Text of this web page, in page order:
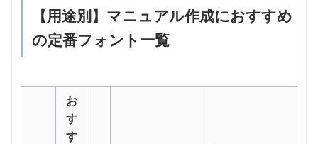
【用途別】マニュアル作成におすすめ
の定番フォント一覧
お
す
す